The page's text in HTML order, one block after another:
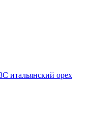
итальянский орех